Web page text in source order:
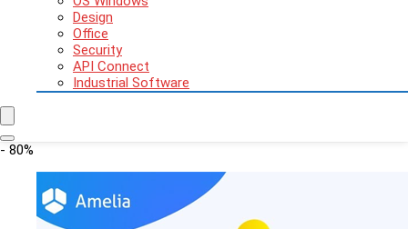
Design
Office
Security
API Connect
Industrial Software
- 80%